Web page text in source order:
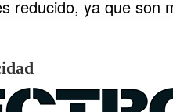
reducido, ya que son
de dos productos en